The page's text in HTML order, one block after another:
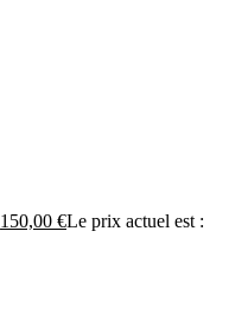
150,00 €Le prix actuel est :